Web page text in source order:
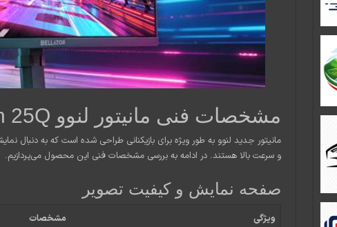
مشخصات فنی مانیتور لنوو Zhan 25Q
مانیتور جدید لنوو به طور ویژه برای بازیکنانی طراحی شده است که به دنبال
و سرعت بالا هستند. در ادامه به بررسی مشخصات فنی این محصول می‌پردازیم.
صفحه نمایش و کیفیت تصویر
ویژگی
مشخصات